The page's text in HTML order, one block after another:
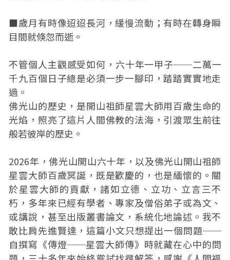
■歲月有時像迢迢長河，緩慢流動；有時在轉身瞬
目間就倏忽而逝。
不管個人主觀感受如何，六十年一甲子──二萬一
千九百個日子總是必須一步一腳印，踏踏實實地走
過。
佛光山的歷史，是開山祖師星雲大師用百歲生命的
光焰，照亮了這片人間佛教的法海，引渡眾生前往
般若彼岸的歷史。
2026年，佛光山開山六十年，以及佛光山開山祖師
星雲大師百歲冥誕，既是歡慶的，也是緬懷的。關
於星雲大師的貢獻，諸如立德、立功、立言三不
朽，多年來已經有學者、專家及僧俗弟子或為文、
或講說，甚至出版叢書論文，系統化地論述。我不
敢比肩先進賢達，這篇小文只想提出一個問題──
自撰寫《傳燈──星雲大師傳》時就藏在心中的問